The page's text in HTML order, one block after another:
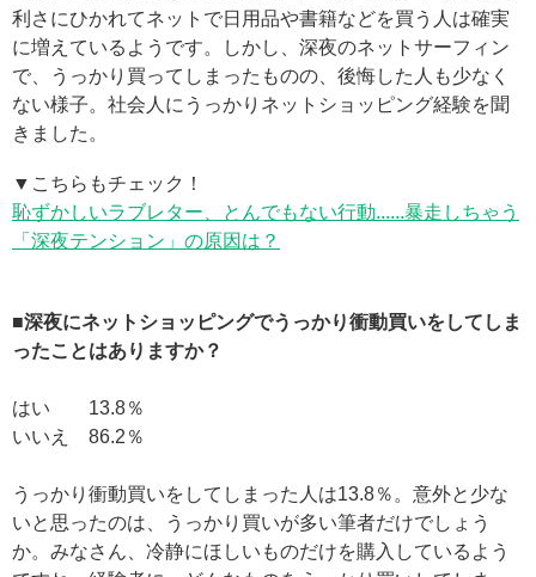
利さにひかれてネットで日用品や書籍などを買う人は確実
に増えているようです。しかし、深夜のネットサーフィン
で、うっかり買ってしまったものの、後悔した人も少なく
ない様子。社会人にうっかりネットショッピング経験を聞
きました。
▼こちらもチェック！
恥ずかしいラブレター、とんでもない行動......暴走しちゃう
「深夜テンション」の原因は？
■深夜にネットショッピングでうっかり衝動買いをしてしま
ったことはありますか？
はい 13.8％
いいえ 86.2％
うっかり衝動買いをしてしまった人は13.8％。意外と少な
いと思ったのは、うっかり買いが多い筆者だけでしょう
か。みなさん、冷静にほしいものだけを購入しているよう